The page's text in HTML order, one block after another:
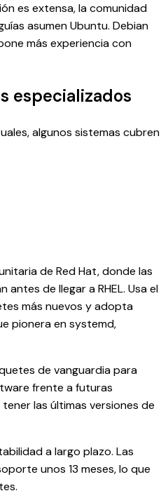
es extensa, la comunidad
asumen Ubuntu. Debian
más experiencia con
especializados
algunos sistemas cubren
de Red Hat, donde las
de llegar a RHEL. Usa el
más nuevos y adopta
pionera en systemd,
de vanguardia para
frente a futuras
las últimas versiones de
a largo plazo. Las
unos 13 meses, lo que